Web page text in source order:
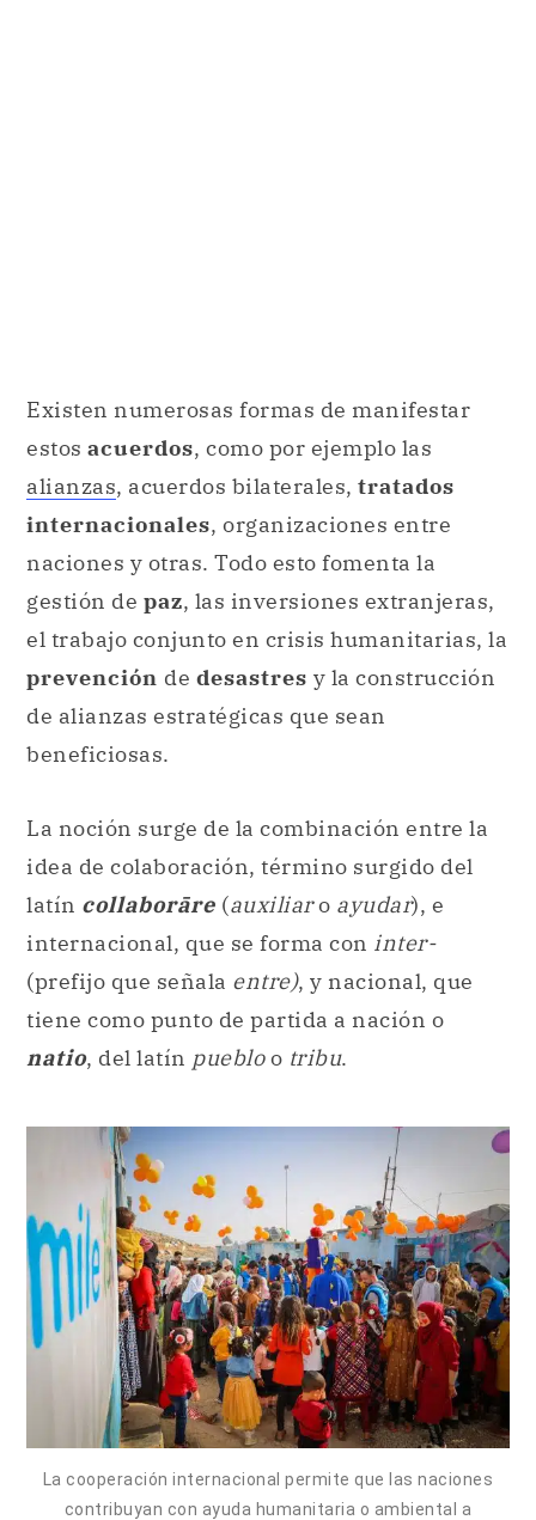
Existen numerosas formas de manifestar
estos acuerdos, como por ejemplo las
alianzas, acuerdos bilaterales, tratados
internacionales, organizaciones entre
naciones y otras. Todo esto fomenta la
gestión de paz, las inversiones extranjeras,
el trabajo conjunto en crisis humanitarias, la
prevención de desastres y la construcción
de alianzas estratégicas que sean
beneficiosas.
La noción surge de la combinación entre la
idea de colaboración, término surgido del
latín collaborāre (auxiliaro ayudar), e
internacional, que se forma con inter-
(prefijo que señala entre), y nacional, que
tiene como punto de partida a nación o
natio, del latín puebloo tribu.
La cooperación internacional permite que las naciones
contribuyan con ayuda humanitaria o ambiental a